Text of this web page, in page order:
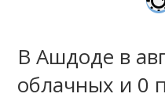
В Ашдоде в
облачных и 0